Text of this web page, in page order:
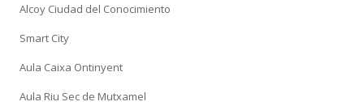
Alcoy Ciudad del Conocimiento
Smart City
Aula Caixa Ontinyent
Aula Riu Sec de Mutxamel